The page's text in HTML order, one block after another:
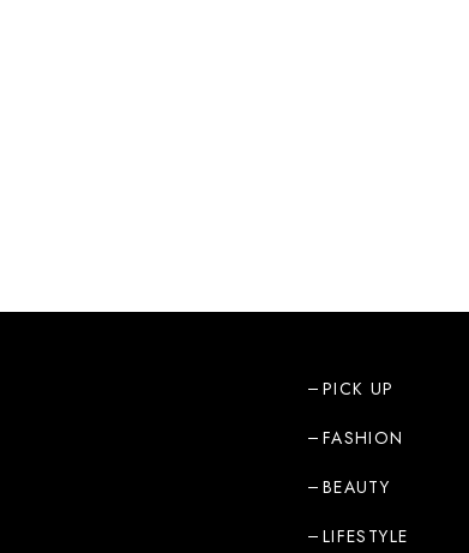
PICK UP
FASHION
BEAUTY
LIFESTYLE